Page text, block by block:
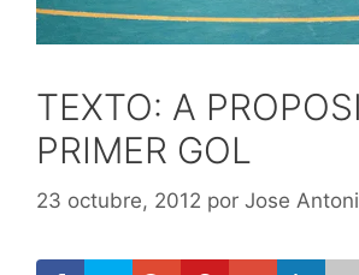
TEXTO: A
PRIMER GOL
23 octubre, 2012 por Jose